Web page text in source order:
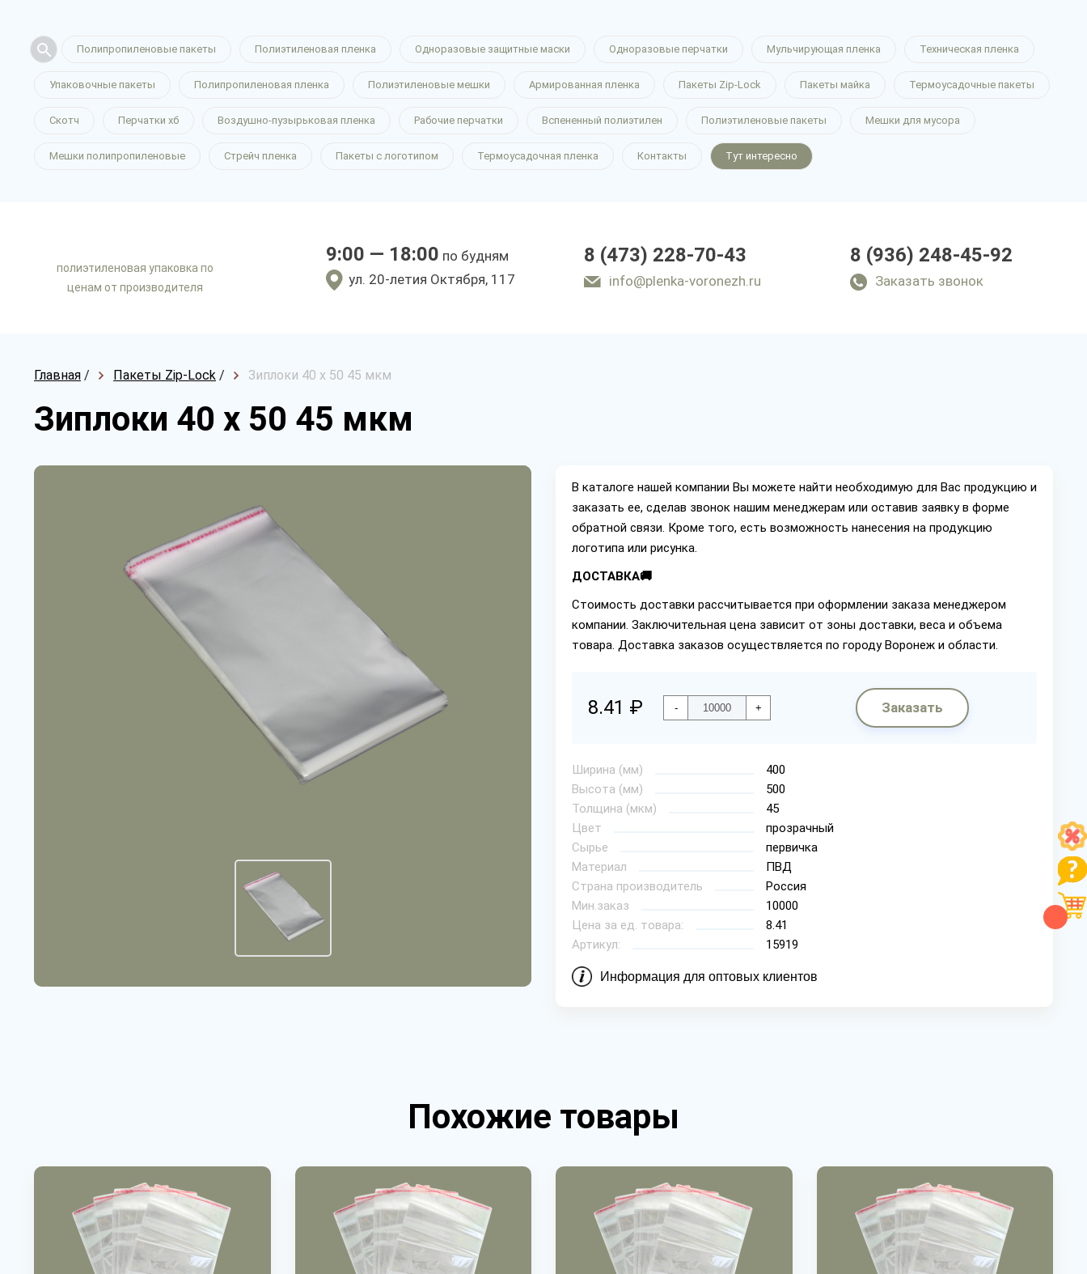
Полипропиленовые пакеты Полиэтиленовая пленка Одноразовые защитные маски Одноразовые перчатки Мульчирующая пленка Техническая пленка
Упаковочные пакеты Полипропиленовая пленка Полиэтиленовые мешки Армированная пленка Пакеты Zip-Lock Пакеты майка Термоусадочные пакеты
Скотч Перчатки хб Воздушно-пузырьковая пленка Рабочие перчатки Вспененный полиэтилен Полиэтиленовые пакеты Мешки для мусора
Мешки полипропиленовые Стрейч пленка Пакеты с логотипом Термоусадочная пленка Контакты Тут интересно
полиэтиленовая упаковка по
ценам от производителя
9:00 — 18:00 по будням
ул. 20-летия Октября, 117
8 (473) 228-70-43
info@plenka-voronezh.ru
8 (936) 248-45-92
Заказать звонок
Главная / Пакеты Zip-Lock / Зиплоки 40 х 50 45 мкм
Зиплоки 40 х 50 45 мкм
В каталоге нашей компании Вы можете найти необходимую для Вас продукцию и
заказать ее, сделав звонок нашим менеджерам или оставив заявку в форме
обратной связи. Кроме того, есть возможность нанесения на продукцию
логотипа или рисунка.
ДОСТАВКА🚚
Стоимость доставки рассчитывается при оформлении заказа менеджером
компании. Заключительная цена зависит от зоны доставки, веса и объема
товара. Доставка заказов осуществляется по городу Воронеж и области.
8.41 ₽ - + Заказать
Ширина (мм)
400
Высота (мм)
500
Толщина (мкм)
45
Цвет
прозрачный
Сырье
первичка
Материал
ПВД
Страна производитель
Россия
Мин.заказ
10000
Цена за ед. товара:
8.41
Артикул:
15919
Информация для оптовых клиентов
Похожие товары